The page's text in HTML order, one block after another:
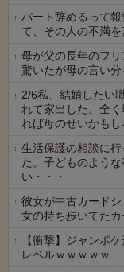
パート辞めるって
て、その人の不満
母が父の長年のフ
驚いたが母の言い
2/6私、結婚したい
れて家出した。全
れば母のせいかも
生活保護の相談に
た。子どものよう
い・・・
彼女が中古カード
女の持ち歩いてた
【衝撃】ジャンポ
レベルｗｗｗｗｗ